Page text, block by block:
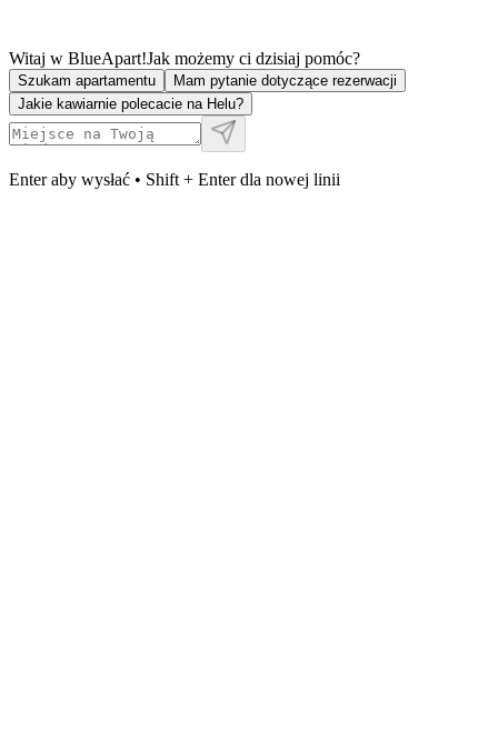
Witaj w BlueApart!Jak możemy ci dzisiaj pomóc?
Szukam apartamentu
Mam pytanie dotyczące rezerwacji
Jakie kawiarnie polecacie na Helu?
Enter aby wysłać • Shift + Enter dla nowej linii